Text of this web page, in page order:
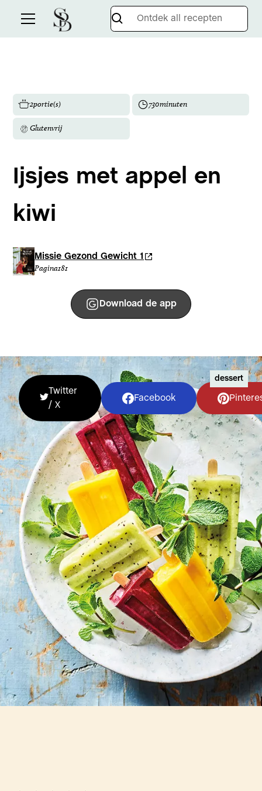
2portie(s) 730minuten
Glutenvrij
Ijsjes met appel en
kiwi
Missie Gezond Gewicht 1
Pagina181
Download de app
Twitter
/ X
Facebook
dessert